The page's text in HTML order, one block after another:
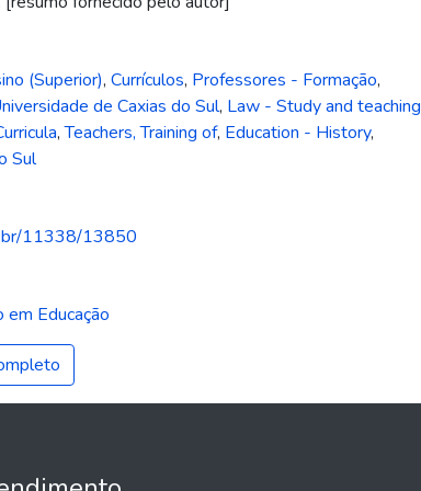
(Superior), Currículos, Professores - Formação,
de Caxias do Sul, Law - Study and teaching
,Teachers, Training of, Education - History,
Sul
11338/13850
Educação